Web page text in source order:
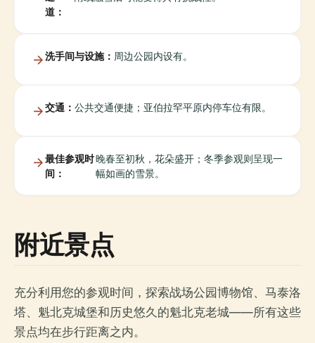
道：
洗手间与设施： 周边公园内设有。
交通： 公共交通便捷；亚伯拉罕平原内停车位有限。
最佳参观时
间：
晚春至初秋，花朵盛开；冬季参观则呈现一
幅如画的雪景。
附近景点
充分利用您的参观时间，探索战场公园博物馆、马泰洛
塔、魁北克城堡和历史悠久的魁北克老城——所有这些
景点均在步行距离之内。